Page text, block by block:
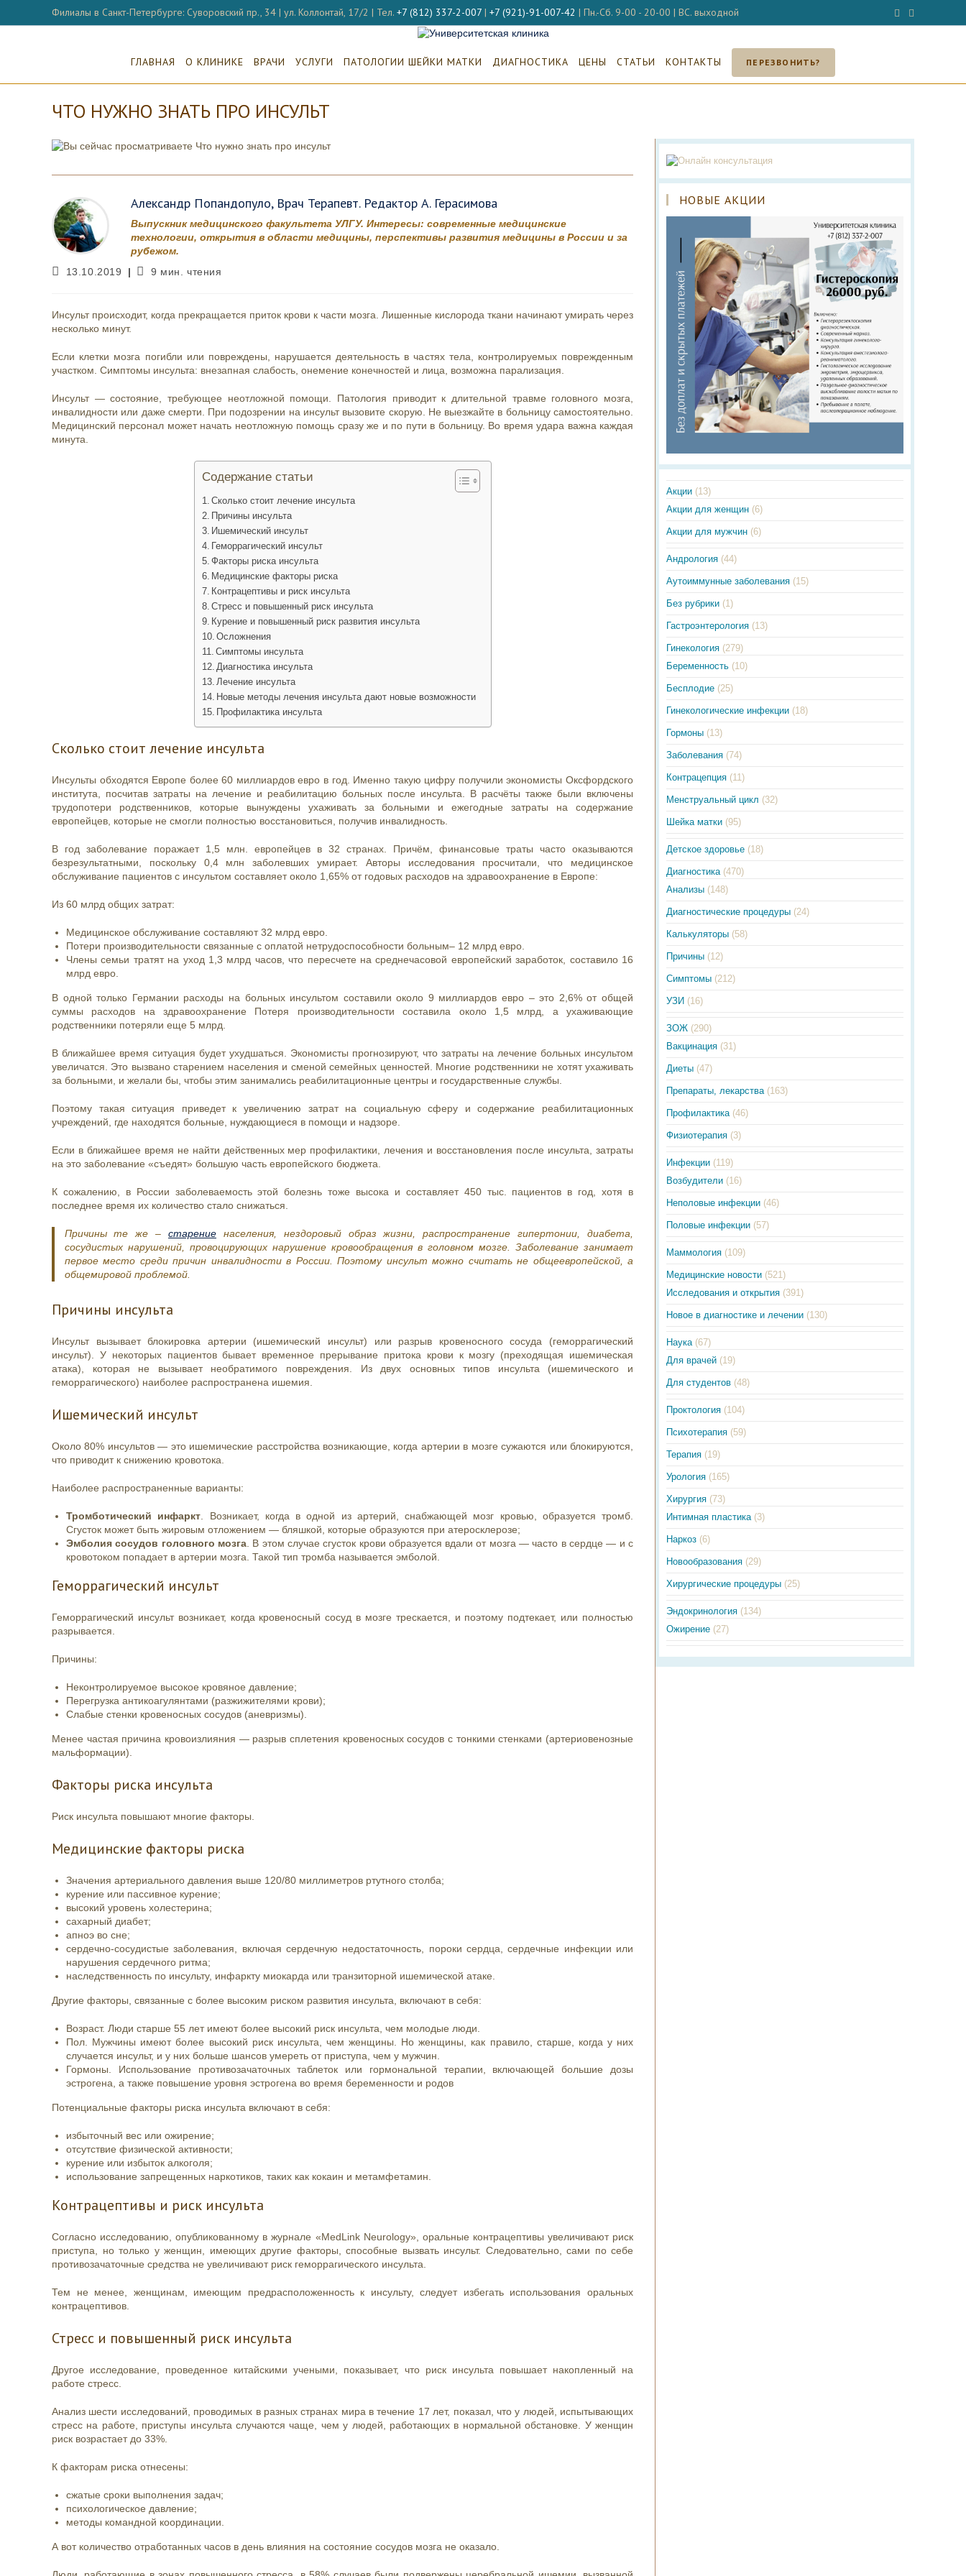
Филиалы в Санкт-Петербурге: Суворовский пр., 34 | ул. Коллонтай, 17/2 | Тел. +7 (812) 337-2-007 | +7 (921)-91-007-42 | Пн.-Сб. 9-00 - 20-00 | ВС. выходной
ГЛАВНАЯ О КЛИНИКЕ ВРАЧИ УСЛУГИ ПАТОЛОГИИ ШЕЙКИ МАТКИ ДИАГНОСТИКА ЦЕНЫ СТАТЬИ КОНТАКТЫ ПЕРЕЗВОНИТЬ?
ЧТО НУЖНО ЗНАТЬ ПРО ИНСУЛЬТ
Александр Попандопуло, Врач Терапевт. Редактор А. Герасимова
Выпускник медицинского факультета УЛГУ. Интересы: современные медицинские
технологии, открытия в области медицины, перспективы развития медицины в России и за
рубежом.
Запись
13.10.2019
Время
9 мин. чтения
Инсульт происходит, когда прекращается приток крови к части мозга. Лишенные кислорода ткани начинают умирать через
несколько минут.
Если клетки мозга погибли или повреждены, нарушается деятельность в частях тела, контролируемых поврежденным
участком. Симптомы инсульта: внезапная слабость, онемение конечностей и лица, возможна парализация.
Инсульт — состояние, требующее неотложной помощи. Патология приводит к длительной травме головного мозга,
инвалидности или даже смерти. При подозрении на инсульт вызовите скорую. Не выезжайте в больницу самостоятельно.
Медицинский персонал может начать неотложную помощь сразу же и по пути в больницу. Во время удара важна каждая
минута.
Содержание статьи
Сколько стоит лечение инсульта
Причины инсульта
Ишемический инсульт
Геморрагический инсульт
Факторы риска инсульта
Медицинские факторы риска
Контрацептивы и риск инсульта
Стресс и повышенный риск инсульта
Курение и повышенный риск развития инсульта
Осложнения
Симптомы инсульта
Диагностика инсульта
Лечение инсульта
Новые методы лечения инсульта дают новые возможности
Профилактика инсульта
Сколько стоит лечение инсульта
Инсульты обходятся Европе более 60 миллиардов евро в год. Именно такую цифру получили экономисты Оксфордского
института, посчитав затраты на лечение и реабилитацию больных после инсульта. В расчёты также были включены
трудопотери родственников, которые вынуждены ухаживать за больными и ежегодные затраты на содержание
европейцев, которые не смогли полностью восстановиться, получив инвалидность.
В год заболевание поражает 1,5 млн. европейцев в 32 странах. Причём, финансовые траты часто оказываются
безрезультатными, поскольку 0,4 млн заболевших умирает. Авторы исследования просчитали, что медицинское
обслуживание пациентов с инсультом составляет около 1,65% от годовых расходов на здравоохранение в Европе:
Из 60 млрд общих затрат:
Медицинское обслуживание составляют 32 млрд евро.
Потери производительности связанные с оплатой нетрудоспособности больным– 12 млрд евро.
Члены семьи тратят на уход 1,3 млрд часов, что пересчете на среднечасовой европейский заработок, составило 16
млрд евро.
В одной только Германии расходы на больных инсультом составили около 9 миллиардов евро – это 2,6% от общей
суммы расходов на здравоохранение Потеря производительности составила около 1,5 млрд, а ухаживающие
родственники потеряли еще 5 млрд.
В ближайшее время ситуация будет ухудшаться. Экономисты прогнозируют, что затраты на лечение больных инсультом
увеличатся. Это вызвано старением населения и сменой семейных ценностей. Многие родственники не хотят ухаживать
за больными, и желали бы, чтобы этим занимались реабилитационные центры и государственные службы.
Поэтому такая ситуация приведет к увеличению затрат на социальную сферу и содержание реабилитационных
учреждений, где находятся больные, нуждающиеся в помощи и надзоре.
Если в ближайшее время не найти действенных мер профилактики, лечения и восстановления после инсульта, затраты
на это заболевание «съедят» большую часть европейского бюджета.
К сожалению, в России заболеваемость этой болезнь тоже высока и составляет 450 тыс. пациентов в год, хотя в
последнее время их количество стало снижаться.
Причины те же – старениенаселения, нездоровый образ жизни, распространение гипертонии, диабета,
сосудистых нарушений, провоцирующих нарушение кровообращения в головном мозге. Заболевание занимает
первое место среди причин инвалидности в России. Поэтому инсульт можно считать не общеевропейской, а
общемировой проблемой.
Причины инсульта
Инсульт вызывает блокировка артерии (ишемический инсульт) или разрыв кровеносного сосуда (геморрагический
инсульт). У некоторых пациентов бывает временное прерывание притока крови к мозгу (преходящая ишемическая
атака), которая не вызывает необратимого повреждения. Из двух основных типов инсульта (ишемического и
геморрагического) наиболее распространена ишемия.
Ишемический инсульт
Около 80% инсультов — это ишемические расстройства возникающие, когда артерии в мозге сужаются или блокируются,
что приводит к снижению кровотока.
Наиболее распространенные варианты:
Тромботический инфаркт . Возникает, когда в одной из артерий, снабжающей мозг кровью, образуется тромб.
Сгусток может быть жировым отложением — бляшкой, которые образуются при атеросклерозе;
Эмболия сосудов головного мозга. В этом случае сгусток крови образуется вдали от мозга — часто в сердце — и с
кровотоком попадает в артерии мозга. Такой тип тромба называется эмболой.
Геморрагический инсульт
Геморрагический инсульт возникает, когда кровеносный сосуд в мозге трескается, и поэтому подтекает, или полностью
разрывается.
Причины:
Неконтролируемое высокое кровяное давление;
Перегрузка антикоагулянтами (разжижителями крови);
Слабые стенки кровеносных сосудов (аневризмы).
Менее частая причина кровоизлияния — разрыв сплетения кровеносных сосудов с тонкими стенками (артериовенозные
мальформации).
Факторы риска инсульта
Риск инсульта повышают многие факторы.
Медицинские факторы риска
Значения артериального давления выше 120/80 миллиметров ртутного столба;
курение или пассивное курение;
высокий уровень холестерина;
сахарный диабет;
апноэ во сне;
сердечно-сосудистые заболевания, включая сердечную недостаточность, пороки сердца, сердечные инфекции или
нарушения сердечного ритма;
наследственность по инсульту, инфаркту миокарда или транзиторной ишемической атаке.
Другие факторы, связанные с более высоким риском развития инсульта, включают в себя:
Возраст. Люди старше 55 лет имеют более высокий риск инсульта, чем молодые люди.
Пол. Мужчины имеют более высокий риск инсульта, чем женщины. Но женщины, как правило, старше, когда у них
случается инсульт, и у них больше шансов умереть от приступа, чем у мужчин.
Гормоны. Использование противозачаточных таблеток или гормональной терапии, включающей большие дозы
эстрогена, а также повышение уровня эстрогена во время беременности и родов
Потенциальные факторы риска инсульта включают в себя:
избыточный вес или ожирение;
отсутствие физической активности;
курение или избыток алкоголя;
использование запрещенных наркотиков, таких как кокаин и метамфетамин.
Контрацептивы и риск инсульта
Согласно исследованию, опубликованному в журнале «MedLink Neurology», оральные контрацептивы увеличивают риск
приступа, но только у женщин, имеющих другие факторы, способные вызвать инсульт. Следовательно, сами по себе
противозачаточные средства не увеличивают риск геморрагического инсульта.
Тем не менее, женщинам, имеющим предрасположенность к инсульту, следует избегать использования оральных
контрацептивов.
Стресс и повышенный риск инсульта
Другое исследование, проведенное китайскими учеными, показывает, что риск инсульта повышает накопленный на
работе стресс.
Анализ шести исследований, проводимых в разных странах мира в течение 17 лет, показал, что у людей, испытывающих
стресс на работе, приступы инсульта случаются чаще, чем у людей, работающих в нормальной обстановке. У женщин
риск возрастает до 33%.
К факторам риска отнесены:
сжатые сроки выполнения задач;
психологическое давление;
методы командной координации.
А вот количество отработанных часов в день влияния на состояние сосудов мозга не оказало.
НОВЫЕ АКЦИИ
Акции (13)
Акции для женщин (6)
Акции для мужчин (6)
Андрология (44)
Аутоиммунные заболевания (15)
Без рубрики (1)
Гастроэнтерология (13)
Гинекология (279)
Беременность (10)
Бесплодие (25)
Гинекологические инфекции (18)
Гормоны (13)
Заболевания (74)
Контрацепция (11)
Менструальный цикл (32)
Шейка матки (95)
Детское здоровье (18)
Диагностика (470)
Анализы (148)
Диагностические процедуры (24)
Калькуляторы (58)
Причины (12)
Симптомы (212)
УЗИ (16)
ЗОЖ (290)
Вакцинация (31)
Диеты (47)
Препараты, лекарства (163)
Профилактика (46)
Физиотерапия (3)
Инфекции (119)
Возбудители (16)
Неполовые инфекции (46)
Половые инфекции (57)
Маммология (109)
Медицинские новости (521)
Исследования и открытия (391)
Новое в диагностике и лечении (130)
Наука (67)
Для врачей (19)
Для студентов (48)
Проктология (104)
Психотерапия (59)
Терапия (19)
Урология (165)
Хирургия (73)
Интимная пластика (3)
Наркоз (6)
Новообразования (29)
Хирургические процедуры (25)
Эндокринология (134)
Ожирение (27)